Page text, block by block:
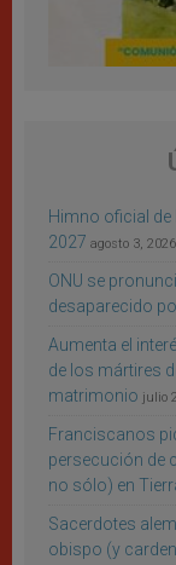
Himno oficial de
2027 agosto 3, 2026
ONU se
desaparecido
Aumenta el
de los mártires
matrimonio julio
Franciscanos
persecución de
no sólo) en
Sacerdotes
obispo (y